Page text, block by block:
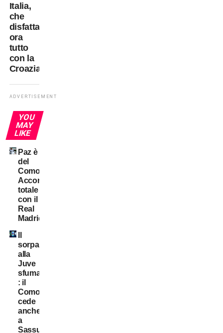
Italia,
che
disfatta:
ora
tutto
con la
Croazia!
ADVERTISEMENT
YOU
MAY
LIKE
Paz è
del
Como!
Accordo
totale
con il
Real
Madrid
sorpasso
alla
Juve
sfuma
: il
Como
cede
anche
a
Sassuolo